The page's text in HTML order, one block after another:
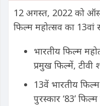
12 अगस्त, 2022 को
फिल्म महोत्सव का
भारतीय फिल्म
प्रमुख फिल्में, टीवी
13वें भारतीय
पुरस्कार ‘83’